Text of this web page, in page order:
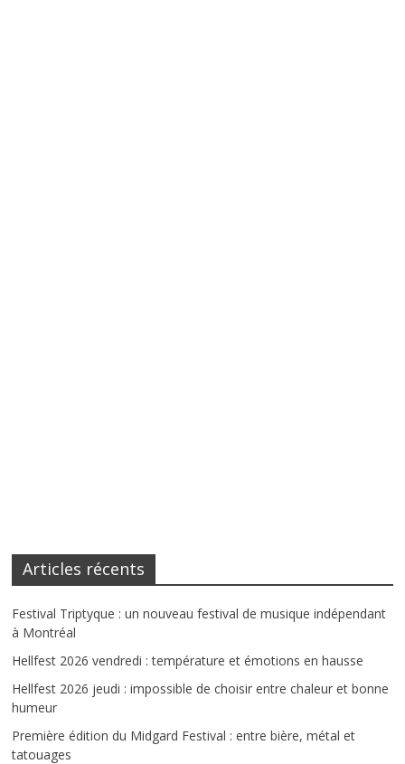
Articles récents
Festival Triptyque : un nouveau festival de musique indépendant
à Montréal
Hellfest 2026 vendredi : température et émotions en hausse
Hellfest 2026 jeudi : impossible de choisir entre chaleur et bonne
humeur
Première édition du Midgard Festival : entre bière, métal et
tatouages